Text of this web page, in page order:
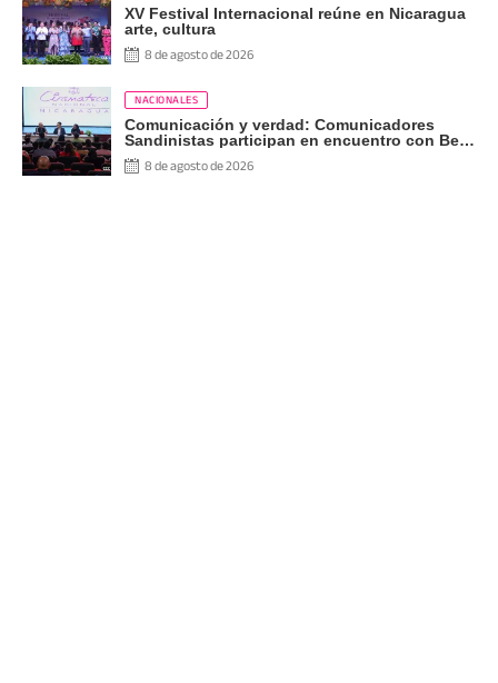
XV Festival Internacional reúne en Nicaragua
arte, cultura
8 de agosto de 2026
NACIONALES
Comunicación y verdad: Comunicadores
Sandinistas participan en encuentro con Ben
Norton8 de agosto de 2026